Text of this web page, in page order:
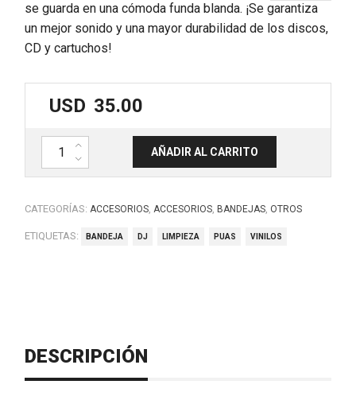
se guarda en una cómoda funda blanda. ¡Se garantiza
un mejor sonido y una mayor durabilidad de los discos,
CD y cartuchos!
USD 35.00
Set de limpieza para discos de vinilos y púas, CLEANING SET.
AÑADIR AL CARRITO
CATEGORÍAS: ACCESORIOS ACCESORIOS BANDEJAS OTROS
ETIQUETAS: BANDEJA DJ LIMPIEZA PUAS VINILOS
DESCRIPCIÓN